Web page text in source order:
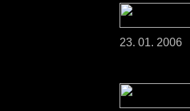
23. 01. 2006